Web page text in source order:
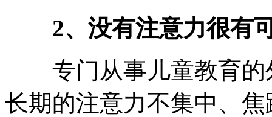
2、没有注意力很有
专门从事儿童教育的
长期的注意力不集中、